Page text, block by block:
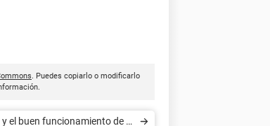
. Puedes copiarlo o modificarlo
y el buen funcionamiento de la